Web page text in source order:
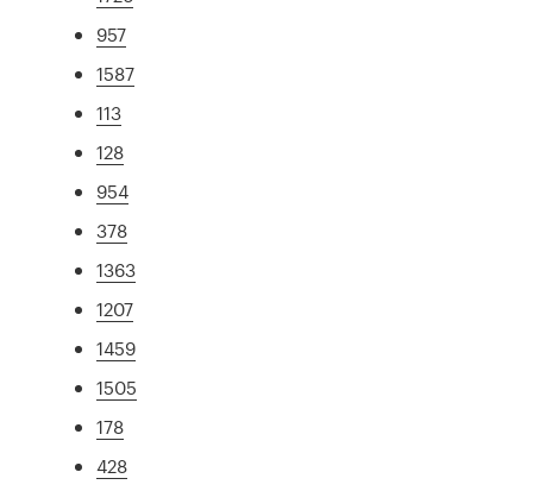
957
1587
113
128
954
378
1363
1207
1459
1505
178
428